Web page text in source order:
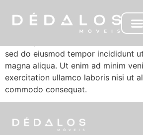
Concreto
sed do eiusmod tempor incididunt
magna aliqua. Ut enim ad minim
exercitation ullamco laboris nisi ut
commodo consequat.